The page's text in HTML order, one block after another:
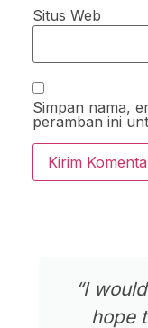
Situs Web
Simpan nama,
peramban ini
“I
hope